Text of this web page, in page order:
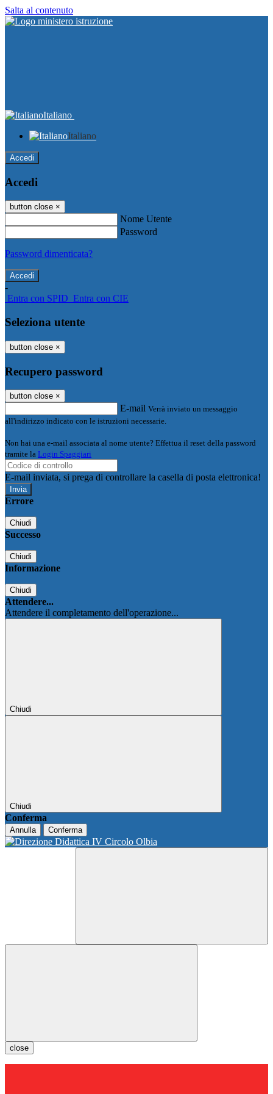
Salta al contenuto
Italiano
Italiano
Accedi
Accedi
button close ×
Nome Utente
Password
Password dimenticata?
-
Entra con SPID Entra con CIE
Seleziona utente
button close ×
Recupero password
button close ×
E-mail Verrà inviato un messaggio
all'indirizzo indicato con le istruzioni necessarie.
Non hai una e-mail associata al nome utente? Effettua il reset della password
tramite la Login Spaggiari
E-mail inviata, si prega di controllare la casella di posta elettronica!
Errore
Chiudi
Successo
Chiudi
Informazione
Chiudi
Attendere...
Attendere il completamento dell'operazione...
Chiudi
Chiudi
Conferma
Annulla Conferma
close